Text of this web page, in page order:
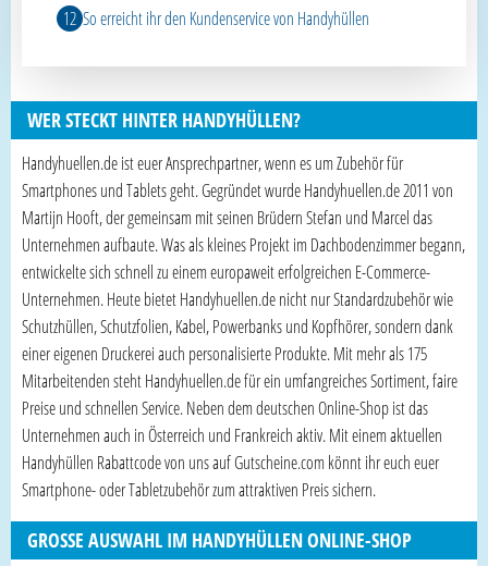
So erreicht ihr den Kundenservice von Handyhüllen
WER STECKT HINTER HANDYHÜLLEN?
Handyhuellen.de ist euer Ansprechpartner, wenn es um Zubehör für
Smartphones und Tablets geht. Gegründet wurde Handyhuellen.de 2011 von
Martijn Hooft, der gemeinsam mit seinen Brüdern Stefan und Marcel das
Unternehmen aufbaute. Was als kleines Projekt im Dachbodenzimmer begann,
entwickelte sich schnell zu einem europaweit erfolgreichen E-Commerce-
Unternehmen. Heute bietet Handyhuellen.de nicht nur Standardzubehör wie
Schutzhüllen, Schutzfolien, Kabel, Powerbanks und Kopfhörer, sondern dank
einer eigenen Druckerei auch personalisierte Produkte. Mit mehr als 175
Mitarbeitenden steht Handyhuellen.de für ein umfangreiches Sortiment, faire
Preise und schnellen Service. Neben dem deutschen Online-Shop ist das
Unternehmen auch in Österreich und Frankreich aktiv. Mit einem aktuellen
Handyhüllen Rabattcode von uns auf Gutscheine.com könnt ihr euch euer
Smartphone- oder Tabletzubehör zum attraktiven Preis sichern.
GROSSE AUSWAHL IM HANDYHÜLLEN ONLINE-SHOP